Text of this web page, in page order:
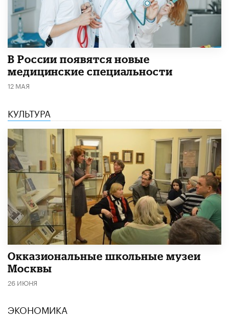
В России появятся новые
медицинские специальности
12 МАЯ
КУЛЬТУРА
​Окказиональные школьные музеи
Москвы
26 ИЮНЯ
ЭКОНОМИКА